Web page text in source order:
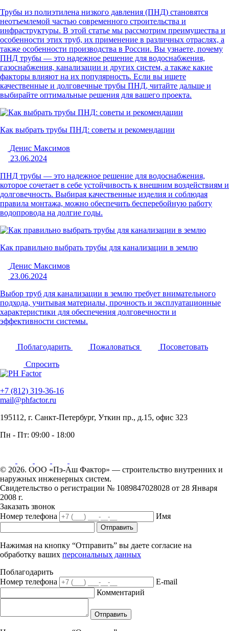
Трубы из полиэтилена низкого давления (ПНД) становятся
неотъемлемой частью современного строительства и
инфраструктуры. В этой статье мы рассмотрим преимущества и
особенности этих труб, их применение в различных отраслях, а
также особенности производства в России. Вы узнаете, почему
ПНД трубы — это надежное решение для водоснабжения,
газоснабжения, канализации и других систем, а также какие
факторы влияют на их популярность. Если вы ищете
качественные и долговечные трубы ПНД, читайте дальше и
выбирайте оптимальные решения для вашего проекта.
Как выбрать трубы ПНД: советы и рекомендации
Денис Максимов
23.06.2024
ПНД трубы — это надежное решение для водоснабжения,
которое сочетает в себе устойчивость к внешним воздействиям и
долговечность. Выбирая качественные изделия и соблюдая
правила монтажа, можно обеспечить бесперебойную работу
водопровода на долгие годы.
Как правильно выбрать трубы для канализации в землю
Денис Максимов
23.06.2024
Выбор труб для канализации в землю требует внимательного
подхода, учитывая материалы, прочность и эксплуатационные
характеристики для обеспечения долговечности и
эффективности системы.
Поблагодарить Пожаловаться
Посоветовать
Спросить
+7 (812) 319-36-16
mail@phfactor.ru
195112, г. Санкт-Петербург, Уткин пр., д.15, офис 323
Пн - Пт: 09:00 - 18:00
© 2026. ООО «Пэ-Аш Фактор» — строительство внутренних и
наружных инженерных систем.
Свидетельство о регистрации № 1089847028028 от 28 Января
2008 г.
Заказать звонок
Номер телефона
Имя
Отправить
Нажимая на кнопку “Отправить” вы даете согласие на
обработку ваших персональных данных
Поблагодарить
Номер телефона
E-mail
Комментарий
Отправить